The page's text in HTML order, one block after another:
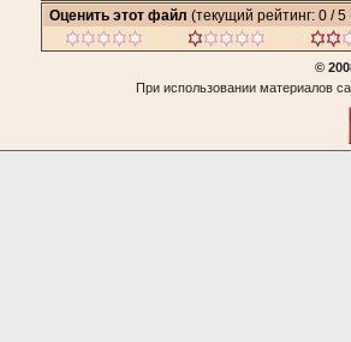
Оценить этот файл (текущий рейтинг: 0 / 5
©
При использовании материалов